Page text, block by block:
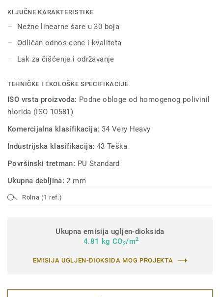
stanovanja.
KLJUČNE KARAKTERISTIKE
Nežne linearne šare u 30 boja
Odličan odnos cene i kvaliteta
Lak za čišćenje i održavanje
TEHNIČKE I EKOLOŠKE SPECIFIKACIJE
ISO vrsta proizvoda: Podne obloge od homogenog polivinil
hlorida (ISO 10581)
Komercijalna klasifikacija: 34 Very Heavy
Industrijska klasifikacija: 43 Teška
Površinski tretman: PU Standard
Ukupna debljina:2 mm
Rolna (1 ref.)
Ukupna emisija ugljen-dioksida
4.81 kg CO2/m2
EMISIJA UGLJEN-DIOKSIDA MOG PROJEKTA